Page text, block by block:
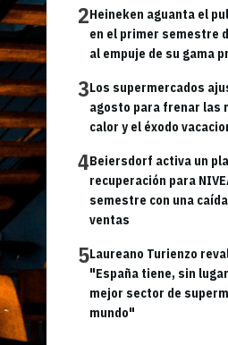
2Heineken aguanta el
en el primer semestre
al empuje de su gama
3Los supermercados
agosto para frenar las
calor y el éxodo
4Beiersdorf activa un
recuperación para
semestre con una
ventas
5Laureano Turienzo
"España tiene, sin
mejor sector de
mundo"